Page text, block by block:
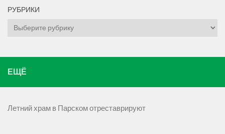
РУБРИКИ
Рубрики
ЕЩЁ
Летний храм в Парском отреставрируют